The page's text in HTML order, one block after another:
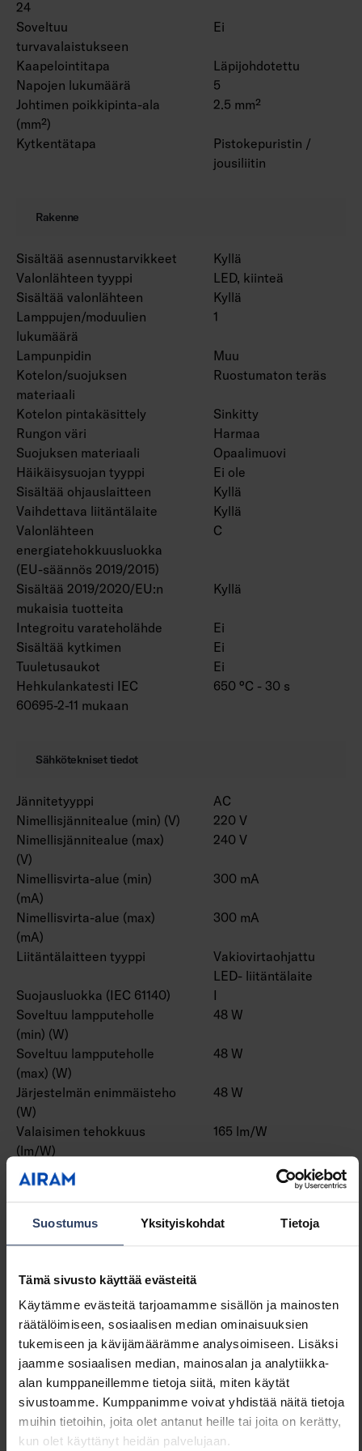
Suostumus Yksityiskohdat Tietoja
Tämä sivusto käyttää evästeitä
Käytämme evästeitä tarjoamamme sisällön ja mainosten
räätälöimiseen, sosiaalisen median ominaisuuksien
tukemiseen ja kävijämäärämme analysoimiseen. Lisäksi
jaamme sosiaalisen median, mainosalan ja analytiikka-
alan kumppaneillemme tietoja siitä, miten käytät
sivustoamme. Kumppanimme voivat yhdistää näitä tietoja
muihin tietoihin, joita olet antanut heille tai joita on kerätty,
kun olet käyttänyt heidän palvelujaan.
24
Soveltuu
turvavalaistukseen
Ei
Kaapelointitapa
Läpijohdotettu
Napojen lukumäärä
5
Johtimen poikkipinta-ala
(mm²)
2.5 mm²
Kytkentätapa
Pistokepuristin /
jousiliitin
Rakenne
Sisältää asennustarvikkeet
Kyllä
Valonlähteen tyyppi
LED, kiinteä
Sisältää valonlähteen
Kyllä
Lamppujen/moduulien
lukumäärä
1
Lampunpidin
Muu
Kotelon/suojuksen
materiaali
Ruostumaton teräs
Kotelon pintakäsittely
Sinkitty
Rungon väri
Harmaa
Suojuksen materiaali
Opaalimuovi
Häikäisysuojan tyyppi
Ei ole
Sisältää ohjauslaitteen
Kyllä
Vaihdettava liitäntälaite
Kyllä
Valonlähteen
energiatehokkuusluokka
(EU-säännös 2019/2015)
C
Sisältää 2019/2020/EU:n
mukaisia tuotteita
Kyllä
Integroitu varateholähde
Ei
Sisältää kytkimen
Ei
Tuuletusaukot
Ei
Hehkulankatesti IEC
60695-2-11 mukaan
650 °C - 30 s
Sähkötekniset tiedot
Jännitetyyppi
AC
Nimellisjännitealue (min) (V)
220 V
Nimellisjännitealue (max)
(V)
240 V
Nimellisvirta-alue (min)
(mA)
300 mA
Nimellisvirta-alue (max)
(mA)
300 mA
Liitäntälaitteen tyyppi
Vakiovirtaohjattu
LED- liitäntälaite
Suojausluokka (IEC 61140)
I
Soveltuu lampputeholle
(min) (W)
48 W
Soveltuu lampputeholle
(max) (W)
48 W
Järjestelmän enimmäisteho
(W)
48 W
Valaisimen tehokkuus
(lm/W)
165 lm/W
Tehokerroin
Kokonaisharmoninen särö
Himmennettävä
Kyllä
Himmennys 0-10 V
Ei
Himmennys 1-10 V
Ei
Himmennys DALI
Kyllä
Himmennys DALI-2
Kyllä
Himmennys DMX
Ei
Himmennys DSI
Ei
Himmennys LineSwitch
Ei